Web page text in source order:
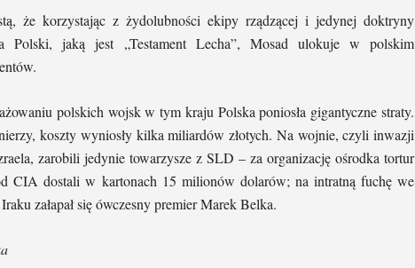
że korzystając z żydolubności ekipy rządzącej i jedynej doktryny
Polski, jaką jest „Testament Lecha”, Mosad ulokuje w polskim
polskich wojsk w tym kraju Polska poniosła gigantyczne straty.
koszty wyniosły kilka miliardów złotych. Na wojnie, czyli inwazji
zarobili jedynie towarzysze z SLD – za organizację ośrodka tortur
CIA dostali w kartonach 15 milionów dolarów; na intratną fuchę we
załapał się ówczesny premier Marek Belka.